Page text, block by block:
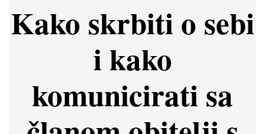
Kako skrbiti o sebi
i kako
komunicirati sa